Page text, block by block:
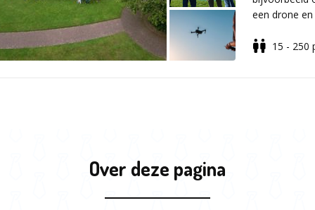
Highlights
een drone
types en15 - 250
Over deze pagina